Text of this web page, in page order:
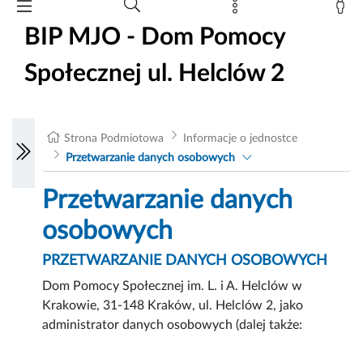
BIP MJO - Dom Pomocy
Społecznej ul. Helclów 2
Strona Podmiotowa
Informacje o jednostce
Przetwarzanie danych osobowych
Przetwarzanie danych
osobowych
PRZETWARZANIE DANYCH OSOBOWYCH
Dom Pomocy Społecznej im. L. i A. Helclów w
Krakowie, 31-148 Kraków, ul. Helclów 2, jako
administrator danych osobowych (dalej także: